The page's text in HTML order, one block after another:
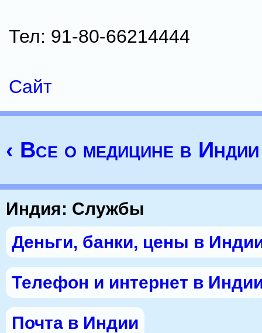
Тел: 91-80-66214444
Сайт
‹ Все о медицине в Индии
Индия: Службы
Деньги, банки, цены в
Телефон и интернет в
Почта в Индии